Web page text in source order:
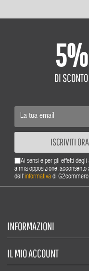
5%
DI SCONTO
ISCRIVITI ORA
Ai sensi e per gli effetti
a mia opposizione,
dell'informativa di
INFORMAZIONI
IL MIO ACCOUNT